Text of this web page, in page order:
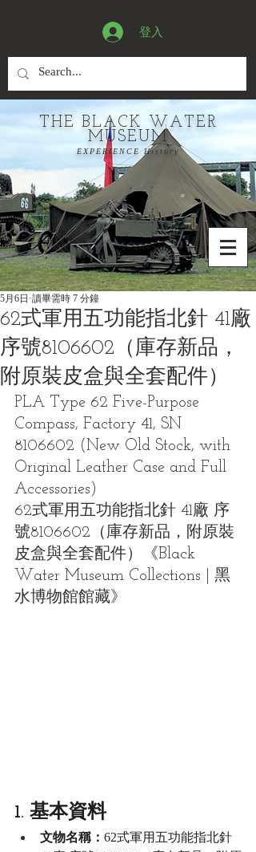
登入
THE BLACK WATER
MUSEUM
EXPERIENCE History
62式軍用五功能指北針 41廠
序號8106602（庫存新品，
附原裝皮盒與全套配件）
5月6日 讀畢需時 7 分鐘
PLA Type 62 Five-Purpose
Compass, Factory 41, SN
8106602 (New Old Stock, with
Original Leather Case and Full
Accessories)
62式軍用五功能指北針 41廠 序
號8106602（庫存新品，附原裝
皮盒與全套配件）
《Black
Water Museum Collections | 黑
水博物館館藏》
1. 基本資料
文物名稱： 62式軍用五功能指北針